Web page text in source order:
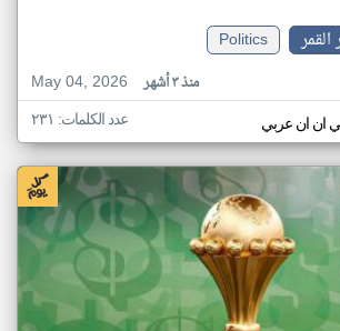
Politics
May 04, 2026
منذ ٣ أشهر
ان ان عربي عدد الكلمات: ٢٣١